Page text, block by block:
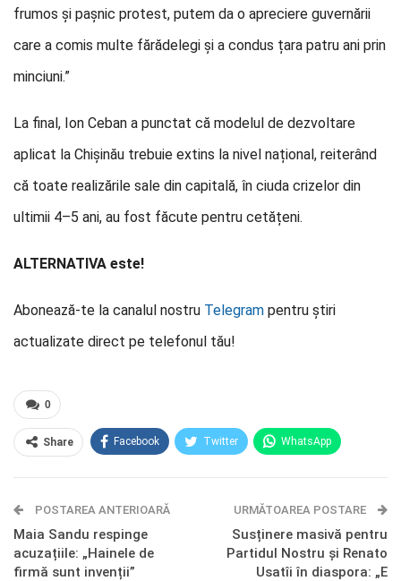
frumos și pașnic protest, putem da o apreciere guvernării
care a comis multe fărădelegi și a condus țara patru ani prin
minciuni.”
La final, Ion Ceban a punctat că modelul de dezvoltare
aplicat la Chișinău trebuie extins la nivel național, reiterând
că toate realizările sale din capitală, în ciuda crizelor din
ultimii 4–5 ani, au fost făcute pentru cetățeni.
ALTERNATIVA este!
Abonează-te la canalul nostru Telegram pentru știri
actualizate direct pe telefonul tău!
0
Share Facebook Twitter WhatsApp
Telegram OK.ru
POSTAREA ANTERIOARĂ
Maia Sandu respinge
acuzațiile: „Hainele de
firmă sunt invenții”
URMĂTOAREA POSTARE
Susținere masivă pentru
Partidul Nostru și Renato
Usatîi în diaspora: „E